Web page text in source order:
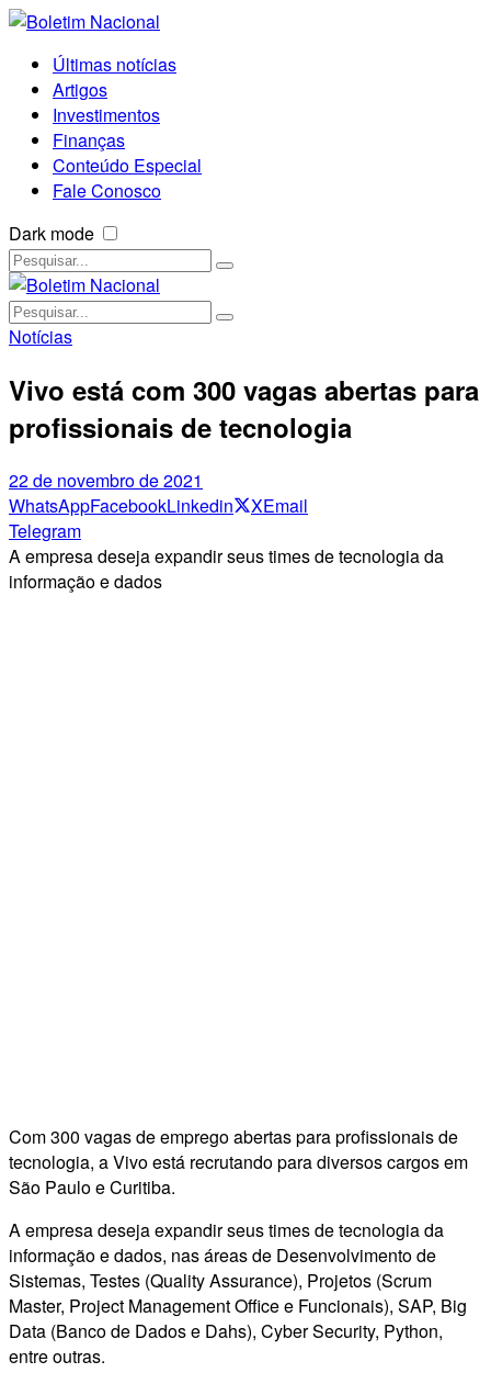
Últimas notícias
Artigos
Investimentos
Finanças
Conteúdo Especial
Fale Conosco
Dark mode
Notícias
Vivo está com 300 vagas abertas para
profissionais de tecnologia
22 de novembro de 2021
WhatsAppFacebookLinkedin XEmail
Telegram
A empresa deseja expandir seus times de tecnologia da
informação e dados
Com 300 vagas de emprego abertas para profissionais de
tecnologia, a Vivo está recrutando para diversos cargos em
São Paulo e Curitiba.
A empresa deseja expandir seus times de tecnologia da
informação e dados, nas áreas de Desenvolvimento de
Sistemas, Testes (Quality Assurance), Projetos (Scrum
Master, Project Management Office e Funcionais), SAP, Big
Data (Banco de Dados e Dahs), Cyber Security, Python,
entre outras.